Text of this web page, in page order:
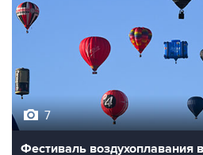
7
Фестиваль воздухоплавания